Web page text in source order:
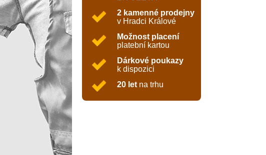
2 kamenné prodejny
v Hradci Králové
Možnost placení
platební kartou
Dárkové poukazy
k dispozici
20 let na trhu